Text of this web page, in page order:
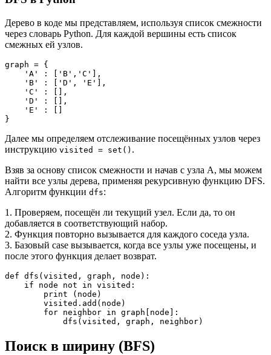
Дерево в коде мы представляем, используя список смежности
через словарь Python. Для каждой вершины есть список
смежных ей узлов.
graph = {
}
Далее мы определяем отслеживание посещённых узлов через
инструкцию visited = set() .
Взяв за основу список смежности и начав с узла A, мы можем
найти все узлы дерева, применяя рекурсивную функцию DFS.
Алгоритм функции dfs:
1. Проверяем, посещён ли текущий узел. Если да, то он
добавляется в соответствующий набор.
2. Функция повторно вызывается для каждого соседа узла.
3. Базовый case вызывается, когда все узлы уже посещены, и
после этого функция делает возврат.
def dfs(visited, graph, node):
            dfs(visited, graph, neighbor)
Поиск в ширину (BFS)